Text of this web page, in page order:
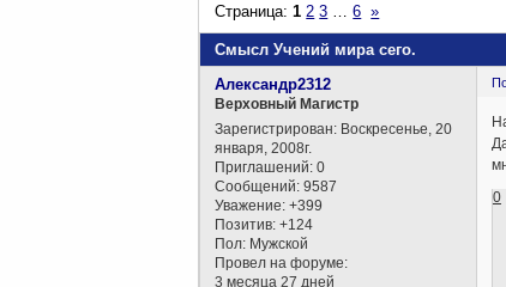
Смысл Учений мира сего.
Страница:1 2 3 6 »
Александр2312
Верховный Магистр
Зарегистрирован: Воскресенье, 20
января, 2008г.
Приглашений: 0
Сообщений: 9587
Уважение: +399
Позитив: +124
Пол: Мужской
Провел на форуме:
3 месяца 27 дней
0